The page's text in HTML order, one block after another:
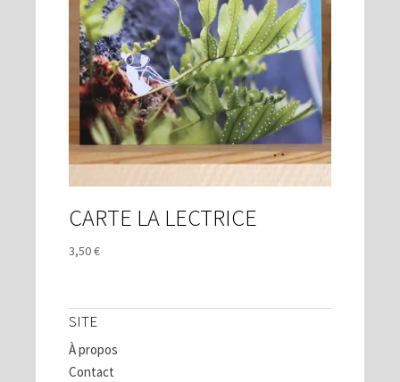
CARTE LA LECTRICE
3,50€
SITE
À propos
Contact